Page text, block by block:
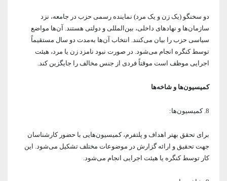
دو سخنگو (یک زن و یک مرد) نماینده رسمی حزب در جامعه، نزد
سازمان‌ها و نهادهای داخلی، بین‌المللی و دولتی هستند. آن‌ها مواضع
سیاسی حزب را بیان می‌کنند. انتخاب آن‌ها به‌مدت دو سال مستقیماً
توسط کنگره انجام می‌شود. در صورت نبود نامزد زن یا مرد، هیئت
اجرایی موظف است موقتاً فردی از جنس مخالف را جایگزین کند.
کمیسیون‌ها و شاخه‌ها
8. کمیسیون‌ها:
برای تحقق بهتر اهداف و پلتفرم، کمیسیون‌هایی با حضور کارشناسان
جهت تحقیق و ارائه گزارش در موضوعات مختلف تشکیل می‌شود. این
کار توسط کنگره یا هیئت اجرایی انجام می‌شود.